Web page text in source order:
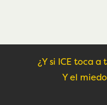
¿Y si ICE toca a
Y el